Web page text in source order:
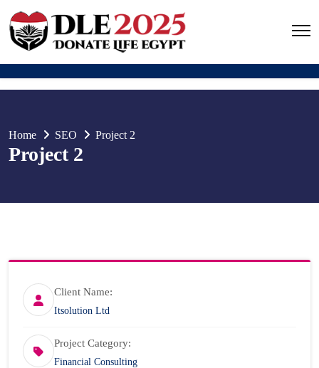
Home SEO Project 2
Project 2
Client Name:
Itsolution Ltd
Project Category:
Financial Consulting